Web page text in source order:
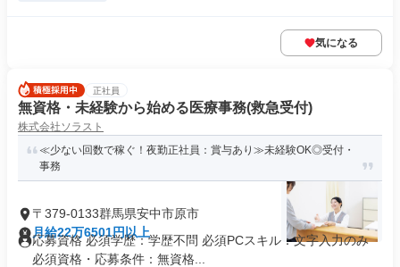
気になる
正社員
無資格・未経験から始める医療事務(救急受付)
株式会社ソラスト
≪少ない回数で稼ぐ！夜勤正社員：賞与あり≫未経験OK◎受付・
事務
〒379-0133群馬県安中市原市
月給22万6501円以上
応募資格 必須学歴：学歴不問 必須PCスキル：文字入力のみ
必須資格・応募条件：無資格...